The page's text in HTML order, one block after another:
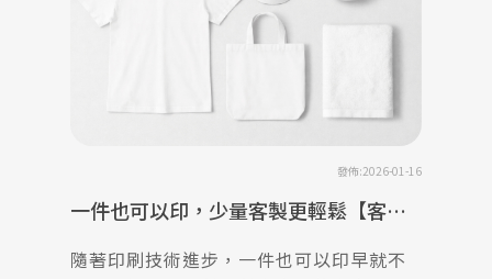
發佈:2026-01-16
一件也可以印，少量客製更輕鬆【客製
隨著印刷技術進步，一件也可以印早就不